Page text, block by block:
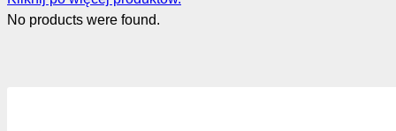
No products were found.